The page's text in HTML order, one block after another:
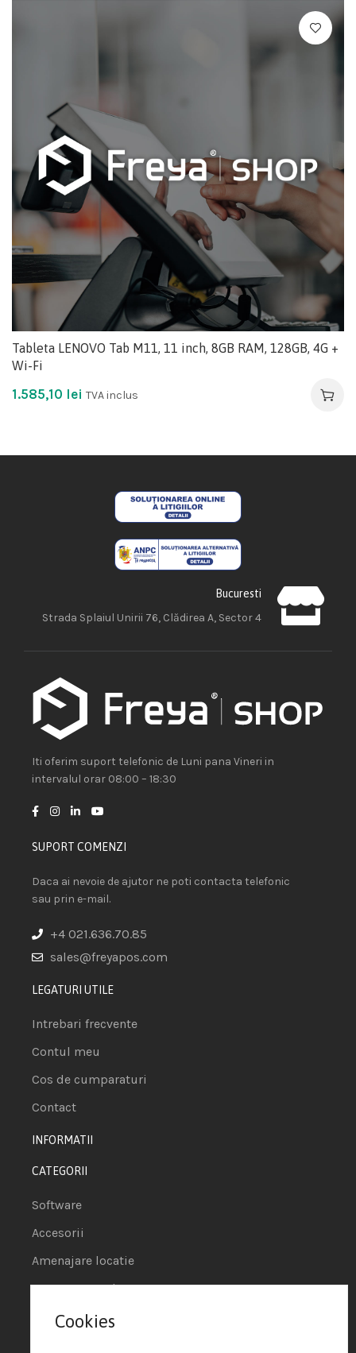
Tableta LENOVO Tab M11, 11 inch, 8GB RAM, 128GB, 4G +
Wi-Fi
1.585,10 lei TVA inclus
Bucuresti
Strada Splaiul Unirii 76, Clădirea A, Sector 4
Iti oferim suport telefonic de Luni pana Vineri in
intervalul orar 08:00 – 18:30
SUPORT COMENZI
Daca ai nevoie de ajutor ne poti contacta telefonic
sau prin e-mail.
+4 021.636.70.85
sales@freyapos.com
LEGATURI UTILE
Intrebari frecvente
Contul meu
Cos de cumparaturi
Contact
INFORMATII
CATEGORII
Software
Accesorii
Amenajare locatie
POS - Puncte de vanzare
Termeni si conditii
Cookies